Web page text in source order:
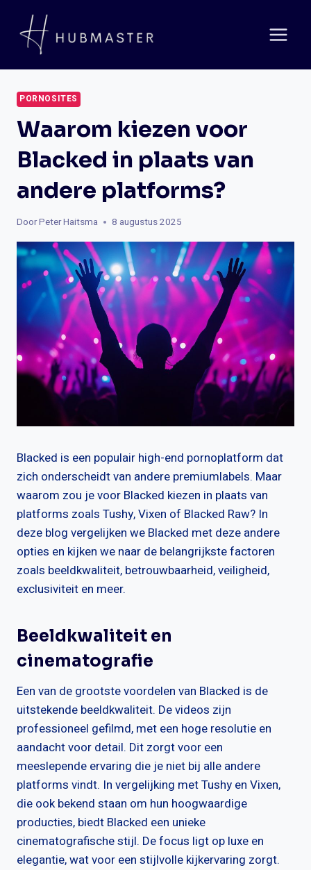
naar
inhoud
PORNOSITES
Waarom kiezen voor
Blacked in plaats van
andere platforms?
DoorPeter Haitsma 8 augustus 2025
Blacked is een populair high-end pornoplatform dat
zich onderscheidt van andere premiumlabels. Maar
waarom zou je voor Blacked kiezen in plaats van
platforms zoals Tushy, Vixen of Blacked Raw? In
deze blog vergelijken we Blacked met deze andere
opties en kijken we naar de belangrijkste factoren
zoals beeldkwaliteit, betrouwbaarheid, veiligheid,
exclusiviteit en meer.
Beeldkwaliteit en
cinematografie
Een van de grootste voordelen van Blacked is de
uitstekende beeldkwaliteit. De videos zijn
professioneel gefilmd, met een hoge resolutie en
aandacht voor detail. Dit zorgt voor een
meeslepende ervaring die je niet bij alle andere
platforms vindt. In vergelijking met Tushy en Vixen,
die ook bekend staan om hun hoogwaardige
producties, biedt Blacked een unieke
cinematografische stijl. De focus ligt op luxe en
elegantie, wat voor een stijlvolle kijkervaring zorgt.